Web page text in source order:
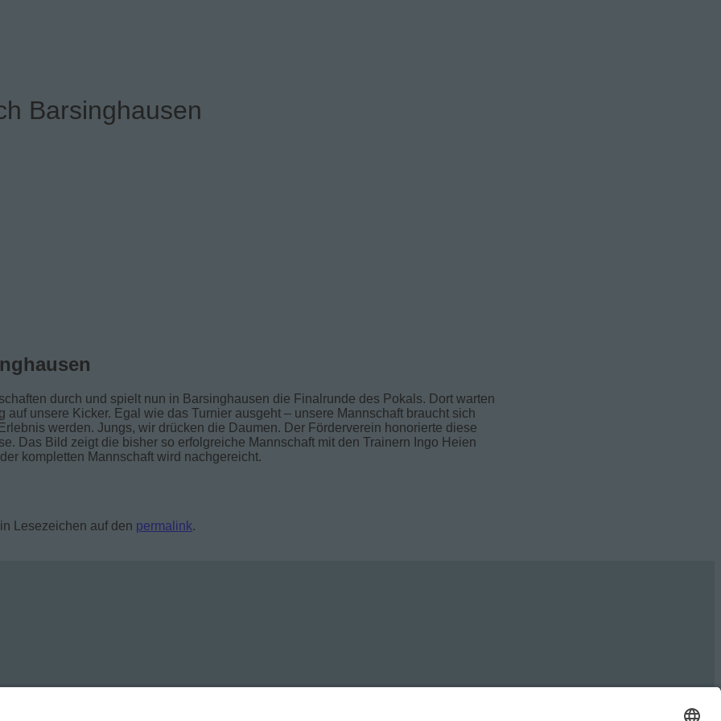
Barsinghausen
durch und spielt nun in Barsinghausen die Finalrunde des Pokals. Dort warten
unsere Kicker. Egal wie das Turnier ausgeht – unsere Mannschaft braucht sich
werden. Jungs, wir drücken die Daumen. Der Förderverein honorierte diese
Das Bild zeigt die bisher so erfolgreiche Mannschaft mit den Trainern Ingo Heien
kompletten Mannschaft wird nachgereicht.
Lesezeichen auf den permalink.